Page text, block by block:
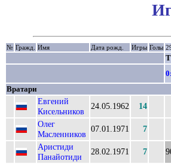
№ Гражд. Имя Дата рожд. Игры Голы
Вратари
Евгений
Кисельников
24.05.1962
14
Олег
Масленников
07.01.1971
7
Аристиди
Панайотиди
28.02.1971 7